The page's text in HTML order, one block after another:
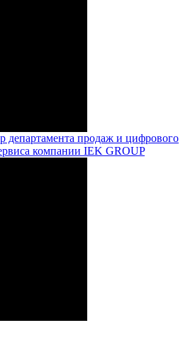
департамента продаж и цифрового
компании IEK GROUP